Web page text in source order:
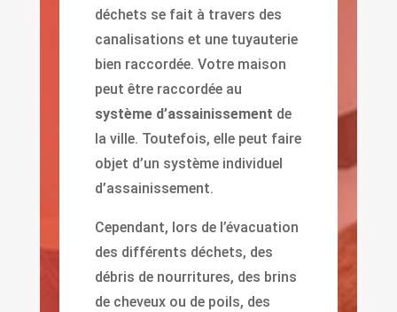
déchets se fait à travers des
canalisations et une tuyauterie
bien raccordée. Votre maison
peut être raccordée au
système d’assainissement de
la ville. Toutefois, elle peut faire
objet d’un système individuel
d’assainissement.
Cependant, lors de l’évacuation
des différents déchets, des
débris de nourritures, des brins
de cheveux ou de poils, des